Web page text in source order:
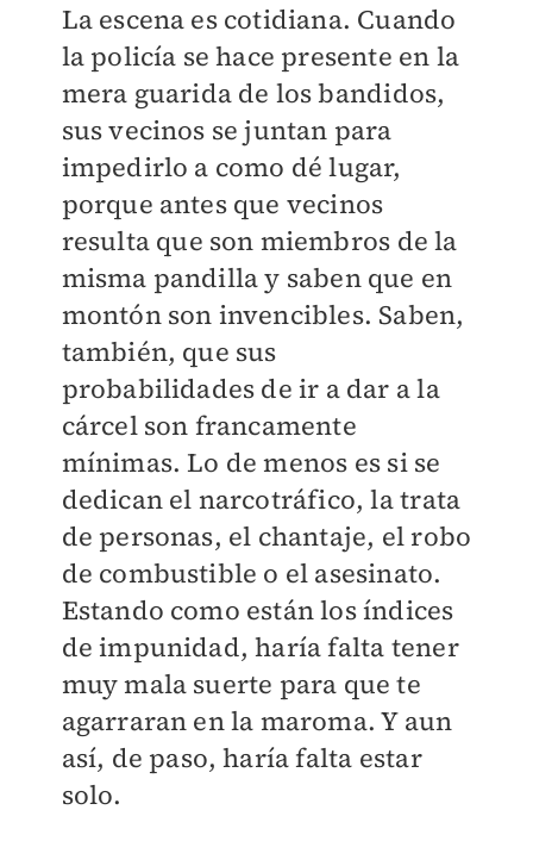
La escena es cotidiana. Cuando
la policía se hace presente en la
mera guarida de los bandidos,
sus vecinos se juntan para
impedirlo a como dé lugar,
porque antes que vecinos
resulta que son miembros de la
misma pandilla y saben que en
montón son invencibles. Saben,
también, que sus
probabilidades de ir a dar a la
cárcel son francamente
mínimas. Lo de menos es si se
dedican el narcotráfico, la trata
de personas, el chantaje, el robo
de combustible o el asesinato.
Estando como están los índices
de impunidad, haría falta tener
muy mala suerte para que te
agarraran en la maroma. Y aun
así, de paso, haría falta estar
solo.